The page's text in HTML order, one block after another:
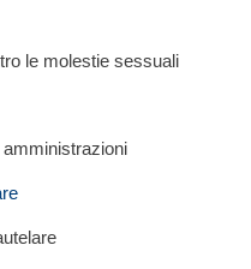
le molestie sessuali